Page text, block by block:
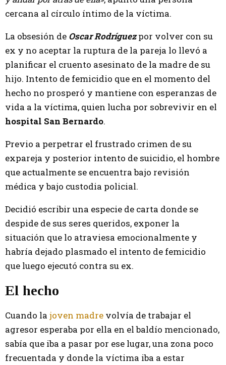
cercana al círculo íntimo de la víctima.
La obsesión de Oscar Rodríguezpor volver con su
ex y no aceptar la ruptura de la pareja lo llevó a
planificar el cruento asesinato de la madre de su
hijo. Intento de femicidio que en el momento del
hecho no prosperó y mantiene con esperanzas de
vida a la víctima, quien lucha por sobrevivir en el
hospital San Bernardo.
Previo a perpetrar el frustrado crimen de su
expareja y posterior intento de suicidio, el hombre
que actualmente se encuentra bajo revisión
médica y bajo custodia policial.
Decidió escribir una especie de carta donde se
despide de sus seres queridos, exponer la
situación que lo atraviesa emocionalmente y
habría dejado plasmado el intento de femicidio
que luego ejecutó contra su ex.
El hecho
Cuando la joven madre volvía de trabajar el
agresor esperaba por ella en el baldío mencionado,
sabía que iba a pasar por ese lugar, una zona poco
frecuentada y donde la víctima iba a estar